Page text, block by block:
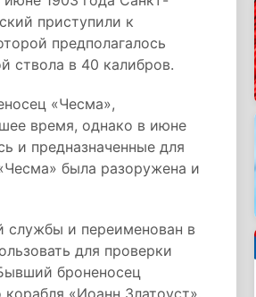
приступили к
предполагалось
ствола в 40 калибров.
«Чесма»,
время, однако в июне
и предназначенные для
была разоружена и
службы и переименован в
для проверки
броненосец
«Иоанн Златоуст».